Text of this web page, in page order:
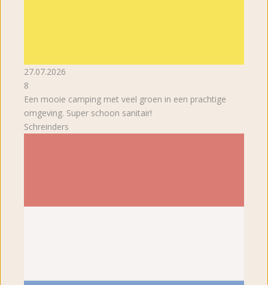
27.07.2026
8
Een mooie camping met veel groen in een prachtige
omgeving. Super schoon sanitair!
Schreinders